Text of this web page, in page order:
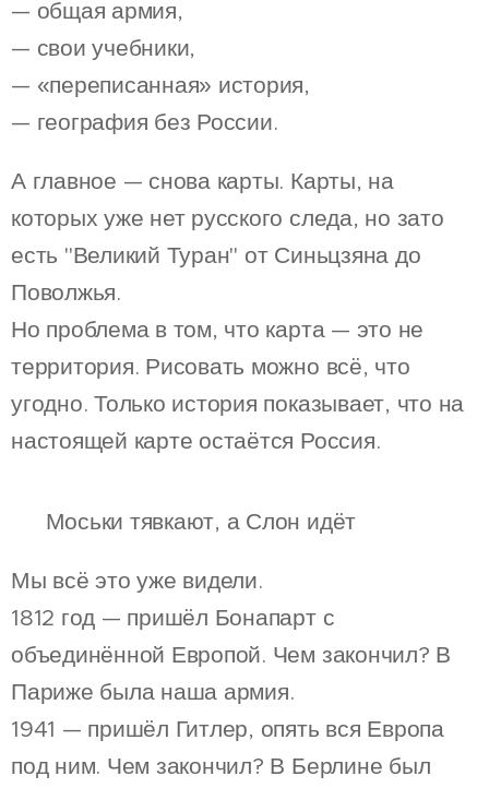
— общая армия,
— свои учебники,
— «переписанная» история,
— география без России.
А главное — снова карты. Карты, на
которых уже нет русского следа, но зато
есть "Великий Туран" от Синьцзяна до
Поволжья.
Но проблема в том, что карта — это не
территория. Рисовать можно всё, что
угодно. Только история показывает, что на
настоящей карте остаётся Россия.
🐘 Моськи тявкают, а Слон идёт
Мы всё это уже видели.
1812 год — пришёл Бонапарт с
объединённой Европой. Чем закончил? В
Париже была наша армия.
1941 — пришёл Гитлер, опять вся Европа
под ним. Чем закончил? В Берлине был